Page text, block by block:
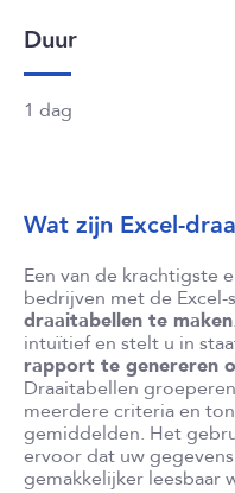
Duur
1 dag
Wat zijn Excel-
Een van de krachtigste
bedrijven met de
draaitabellen te maken
intuïtief en stelt u in
rapport te genereren
Draaitabellen
meerdere criteria en
gemiddelden. Het
ervoor dat uw
gemakkelijker leesbaar